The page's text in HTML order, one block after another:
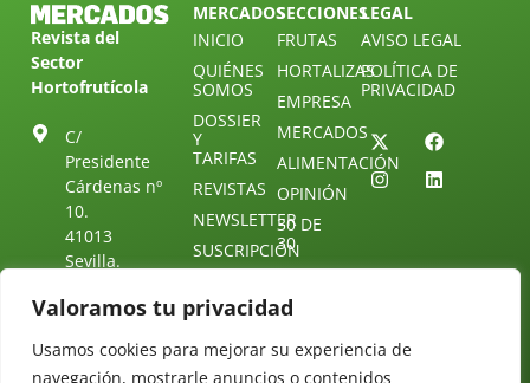
Valoramos tu privacidad
Usamos cookies para mejorar su experiencia de
navegación, mostrarle anuncios o contenidos
Revista del
Sector
Hortofrutícola
C/
Presidente
Cárdenas nº
10.
41013
Sevilla.
Tel: (+34) 954
25 88 51
MERCADOS
INICIO
QUIÉNES
SOMOS
DOSSIER
Y
TARIFAS
REVISTAS
NEWSLETTER
SUSCRIPCIÓN
NUESTRO
TELEGRAM
CONTACTO
SECCIONES
FRUTAS
HORTALIZAS
EMPRESA
MERCADOS
ALIMENTACIÓN
OPINIÓN
30 DE
30
DIRECTORIO
LEGAL
AVISO LEGAL
POLÍTICA DE
PRIVACIDAD